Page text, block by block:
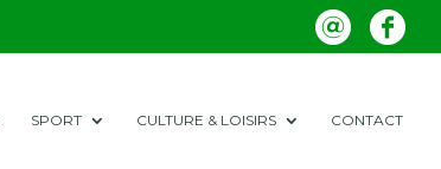
SPORT CULTURE & LOISIRS CONTACT